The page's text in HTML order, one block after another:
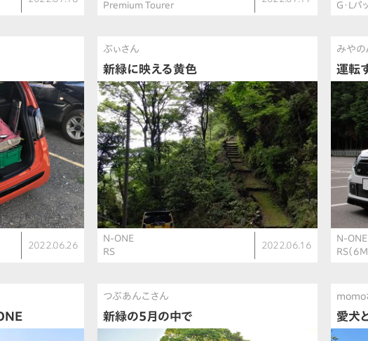
Premium Tourer
G・Lパ
2022.06.26
ぶぃさん
新緑に映える黄色
N-ONE
RS
2022.06.16
みやの
運転
N-ONE
RS（
つぶあんこさん
新緑の5月の中で
momo
愛犬